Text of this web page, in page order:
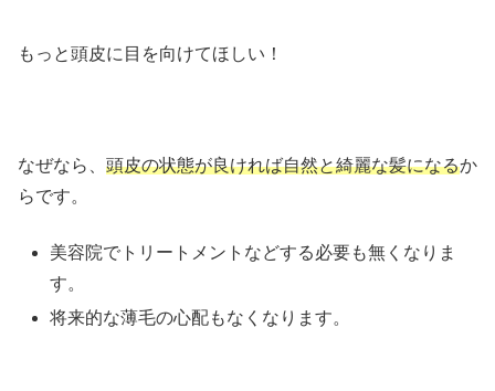
もっと頭皮に目を向けてほしい！
なぜなら、 頭皮の状態が良ければ自然と綺麗な髪になるか
らです。
美容院でトリートメントなどする必要も無くなりま
す。
将来的な薄毛の心配もなくなります。